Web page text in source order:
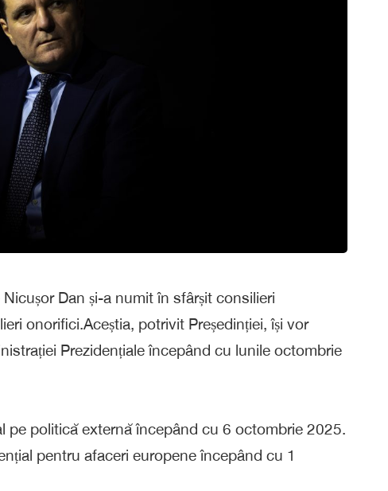
Dan și-a numit în sfârșit consilieri
onorifici.Aceștia, potrivit Președinției, își vor
Prezidențiale începând cu lunile octombrie
pe politică externă începând cu 6 octombrie 2025.
pentru afaceri europene începând cu 1